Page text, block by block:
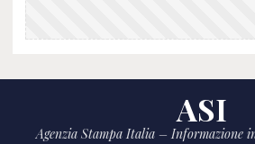
ASI
Agenzia Stampa Italia – Informazione